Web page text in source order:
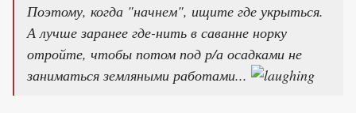
Поэтому, когда "начнем", ищите где укрыться.
А лучше заранее где-нить в саванне норку
отройте, чтобы потом под р/а осадками не
заниматься земляными работами...